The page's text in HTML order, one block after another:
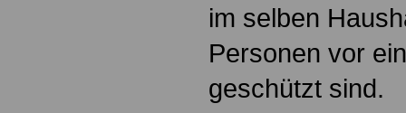
im selben
Personen vor
geschützt sind.